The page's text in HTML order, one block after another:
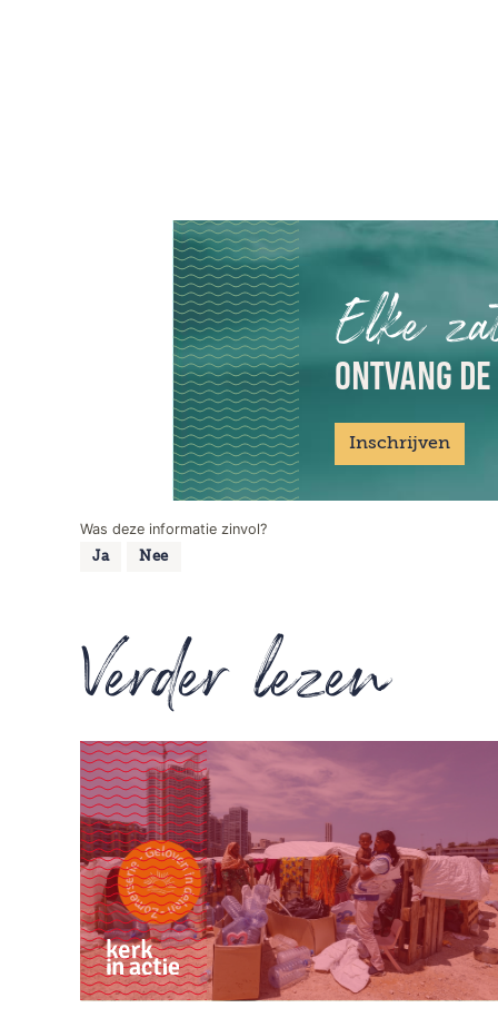
Elke
ONTVANG
Inschrijven
Was deze informatie zinvol?
Ja Nee
Verder lezen